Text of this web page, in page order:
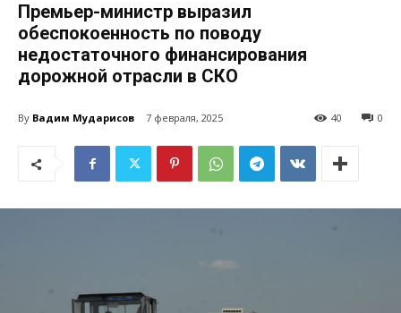
Премьер-министр выразил
обеспокоенность по поводу
недостаточного финансирования
дорожной отрасли в СКО
By Вадим Мударисов 7 февраля, 2025 0
40